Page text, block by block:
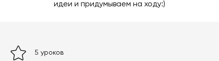
идеи и придумываем на ходу:)
5 уроков